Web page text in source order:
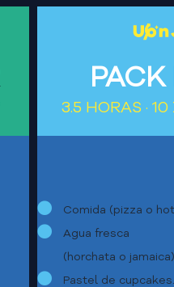
PACK
3.5 HORAS ·
Comida (pizza o
Agua fresca
(horchata o
Pastel de cupcakes.